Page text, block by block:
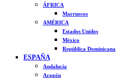
ÁFRICA
Marruecos
AMÉRICA
Estados Unidos
México
República Dominicana
ESPAÑA
Andalucía
Aragón